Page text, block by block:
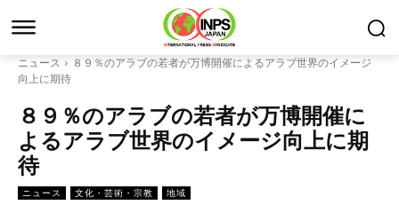
ニュース
８９％のアラブの若者が万博開催によるアラブ世界のイメージ
向上に期待
８９％のアラブの若者が万博開催に
よるアラブ世界のイメージ向上に期
待
ニュース 文化・芸術・宗教 地域